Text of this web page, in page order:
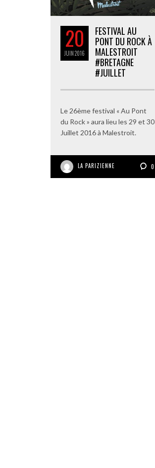
20
JUIN2016
FESTIVAL AU
PONT DU ROCK À
MALESTROIT
#BRETAGNE
#JUILLET
Le 26ème festival « Au Pont
du Rock » aura lieu les 29 et 30
Juillet 2016 à Malestroit.
LA PARIZIENNE 0